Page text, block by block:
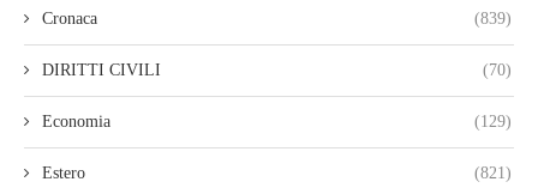
Cronaca (839)
DIRITTI CIVILI (70)
Economia (129)
Estero (821)